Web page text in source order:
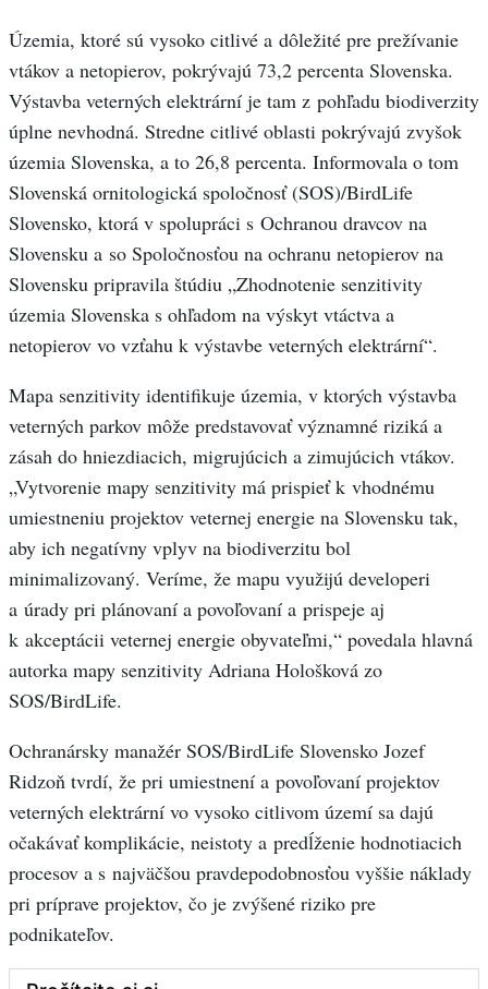
Územia, ktoré sú vysoko citlivé a dôležité pre prežívanie
vtákov a netopierov, pokrývajú 73,2 percenta Slovenska.
Výstavba veterných elektrární je tam z pohľadu biodiverzity
úplne nevhodná. Stredne citlivé oblasti pokrývajú zvyšok
územia Slovenska, a to 26,8 percenta. Informovala o tom
Slovenská ornitologická spoločnosť (SOS)/BirdLife
Slovensko, ktorá v spolupráci s Ochranou dravcov na
Slovensku a so Spoločnosťou na ochranu netopierov na
Slovensku pripravila štúdiu „Zhodnotenie senzitivity
územia Slovenska s ohľadom na výskyt vtáctva a
netopierov vo vzťahu k výstavbe veterných elektrární“.
Mapa senzitivity identifikuje územia, v ktorých výstavba
veterných parkov môže predstavovať významné riziká a
zásah do hniezdiacich, migrujúcich a zimujúcich vtákov.
„Vytvorenie mapy senzitivity má prispieť k vhodnému
umiestneniu projektov veternej energie na Slovensku tak,
aby ich negatívny vplyv na biodiverzitu bol
minimalizovaný. Veríme, že mapu využijú developeri
a úrady pri plánovaní a povoľovaní a prispeje aj
k akceptácii veternej energie obyvateľmi,“ povedala hlavná
autorka mapy senzitivity Adriana Hološková zo
SOS/BirdLife.
Ochranársky manažér SOS/BirdLife Slovensko Jozef
Ridzoň tvrdí, že pri umiestnení a povoľovaní projektov
veterných elektrární vo vysoko citlivom území sa dajú
očakávať komplikácie, neistoty a predĺženie hodnotiacich
procesov a s najväčšou pravdepodobnosťou vyššie náklady
pri príprave projektov, čo je zvýšené riziko pre
podnikateľov.